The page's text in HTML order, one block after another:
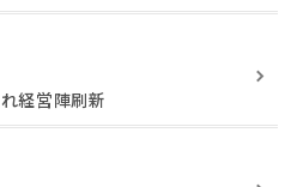
れ経営陣刷新